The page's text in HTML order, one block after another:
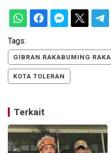
Tags:
GIBRAN RAKABUMING RAKA
KOTA TOLERAN
Terkait